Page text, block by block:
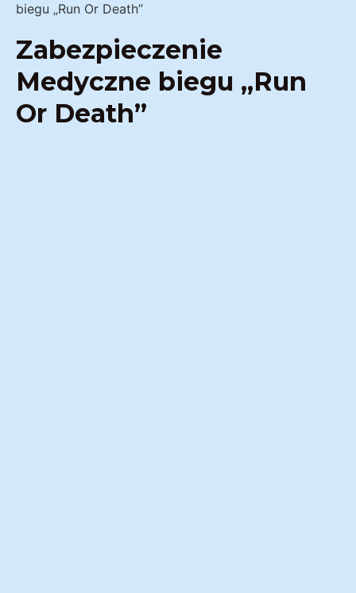
biegu „Run Or Death”
Zabezpieczenie
Medyczne biegu „Run
Or Death”